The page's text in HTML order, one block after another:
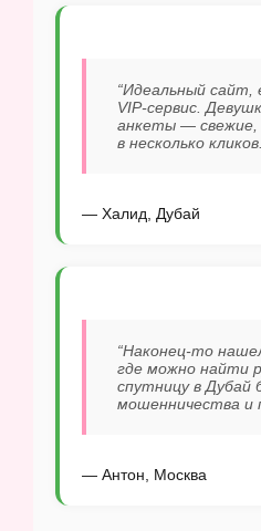
“Идеальный сайт,
VIP-сервис.
анкеты — свежие,
в несколько
— Халид, Дубай
“Наконец-то
где можно найти
спутницу в Дубай
мошенничества и
— Антон, Москва